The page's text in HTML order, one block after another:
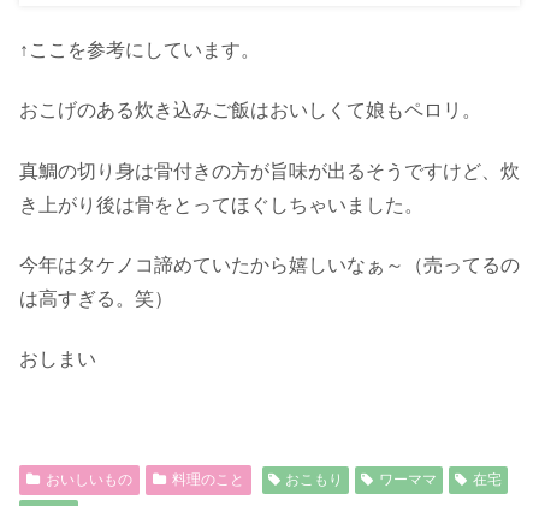
↑ここを参考にしています。
おこげのある炊き込みご飯はおいしくて娘もペロリ。
真鯛の切り身は骨付きの方が旨味が出るそうですけど、炊
き上がり後は骨をとってほぐしちゃいました。
今年はタケノコ諦めていたから嬉しいなぁ～（売ってるの
は高すぎる。笑）
おしまい
おいしいもの 料理のこと おこもり ワーママ
在宅